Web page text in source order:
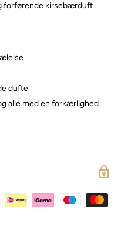
forførende kirsebærduft
dufte
alle med en forkærlighed